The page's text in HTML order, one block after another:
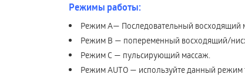
Режимы работы:
Режим А— Последовательный восходящий
Режим В — попеременный восходящий/
Режим С — пульсирующий массаж.
Режим AUTO — используйте данный